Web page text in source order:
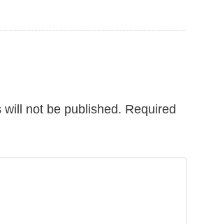
will not be published. Required